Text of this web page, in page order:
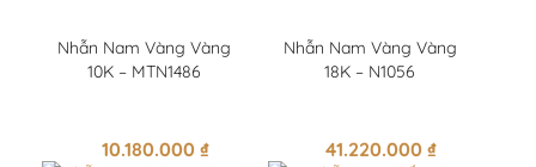
Nhẫn Nam Vàng Vàng
10K – MTN1486
10.180.000 ₫
Nhẫn Nam Vàng Vàng
18K – N1056
41.220.000 ₫